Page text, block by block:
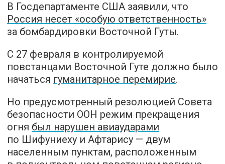
В Госдепартаменте США заявили, что
Россия несет «особую ответственность»
за бомбардировки Восточной Гуты.
С 27 февраля в контролируемой
повстанцами Восточной Гуте должно было
начаться гуманитарное перемирие.
Но предусмотренный резолюцией Совета
безопасности ООН режим прекращения
огня был нарушен авиаударами
по Шифуниеху и Афтарису — двум
населенным пунктам, расположенным